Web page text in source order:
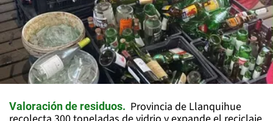
Valoración de residuos
Provincia de Llanquihue